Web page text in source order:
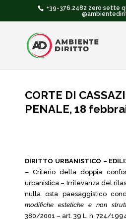
+39-376.2482 zero sette
CORTE DI
PENALE, 18
DIRITTO URBANISTICO –
– Criterio della doppia
urbanistica – Irrilevanza del
nulla osta paesaggistico
modifiche estetiche e non
380/2001 – art. 39 L. n. 724/